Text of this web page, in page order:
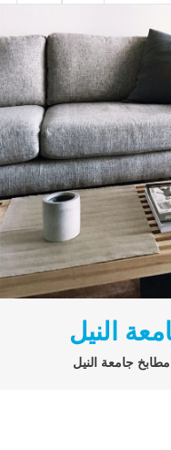
النيل
جامعة النيل